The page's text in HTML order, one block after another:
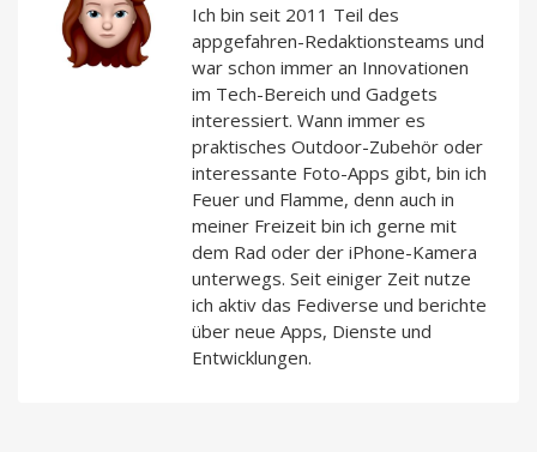
Ich bin seit 2011 Teil des
appgefahren-Redaktionsteams und
war schon immer an Innovationen
im Tech-Bereich und Gadgets
interessiert. Wann immer es
praktisches Outdoor-Zubehör oder
interessante Foto-Apps gibt, bin ich
Feuer und Flamme, denn auch in
meiner Freizeit bin ich gerne mit
dem Rad oder der iPhone-Kamera
unterwegs. Seit einiger Zeit nutze
ich aktiv das Fediverse und berichte
über neue Apps, Dienste und
Entwicklungen.